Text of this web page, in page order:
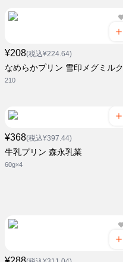
¥208(税込¥224.64)
なめらかプリン 雪印メグミルク
210
¥368(税込¥397.44)
牛乳プリン 森永乳業
60g×4